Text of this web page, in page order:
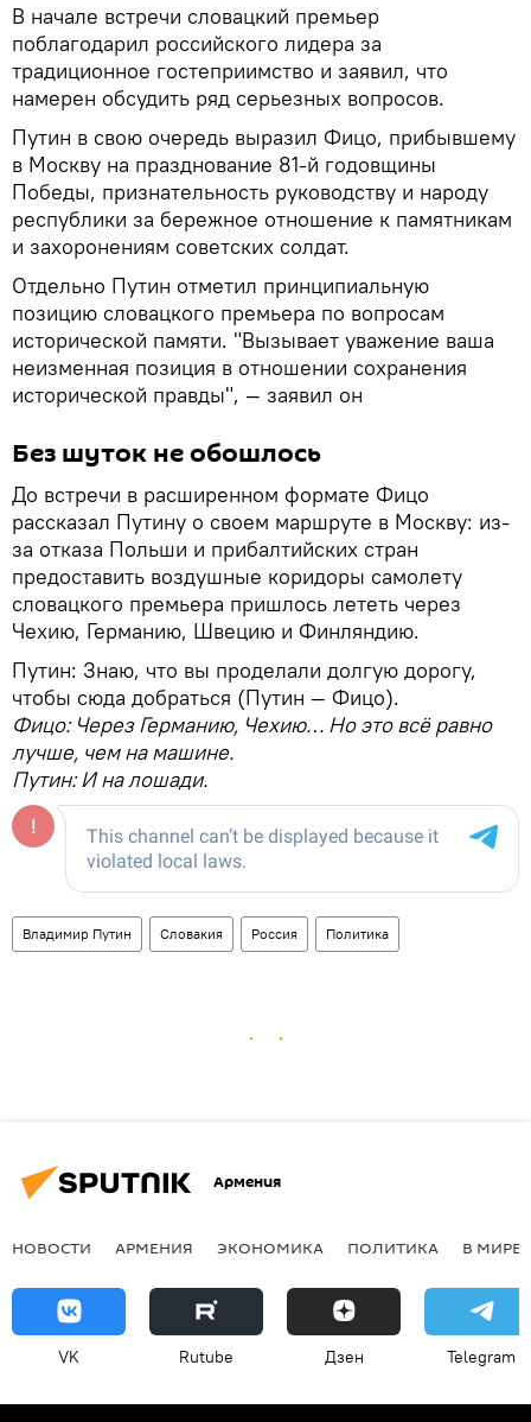
В начале встречи словацкий премьер
поблагодарил российского лидера за
традиционное гостеприимство и заявил, что
намерен обсудить ряд серьезных вопросов.
Путин в свою очередь выразил Фицо, прибывшему
в Москву на празднование 81-й годовщины
Победы, признательность руководству и народу
республики за бережное отношение к памятникам
и захоронениям советских солдат.
Отдельно Путин отметил принципиальную
позицию словацкого премьера по вопросам
исторической памяти. "Вызывает уважение ваша
неизменная позиция в отношении сохранения
исторической правды", — заявил он
Без шуток не обошлось
До встречи в расширенном формате Фицо
рассказал Путину о своем маршруте в Москву: из-
за отказа Польши и прибалтийских стран
предоставить воздушные коридоры самолету
словацкого премьера пришлось лететь через
Чехию, Германию, Швецию и Финляндию.
Путин: Знаю, что вы проделали долгую дорогу,
чтобы сюда добраться (Путин — Фицо).
Фицо: Через Германию, Чехию… Но это всё равно
лучше, чем на машине.
Путин: И на лошади.
Владимир Путин Словакия Россия Политика
Армения
НОВОСТИ АРМЕНИЯ ЭКОНОМИКА ПОЛИТИКА В МИРЕ
VK Rutube Дзен Telegram